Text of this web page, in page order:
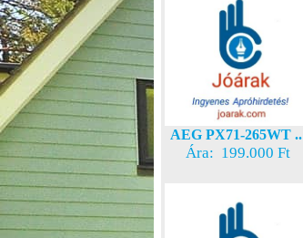
AEG PX71-265WT ..
Ára: 199.000 Ft